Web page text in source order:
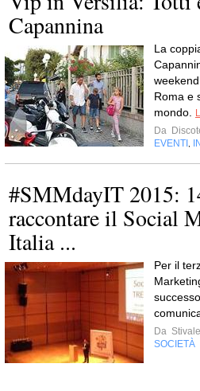
Capannina
La
Roma e
mondo.
Da
EVENTI
#SMMdayIT 2015:
raccontare il Social
Italia ...
Per il
Da
SOCIETÀ